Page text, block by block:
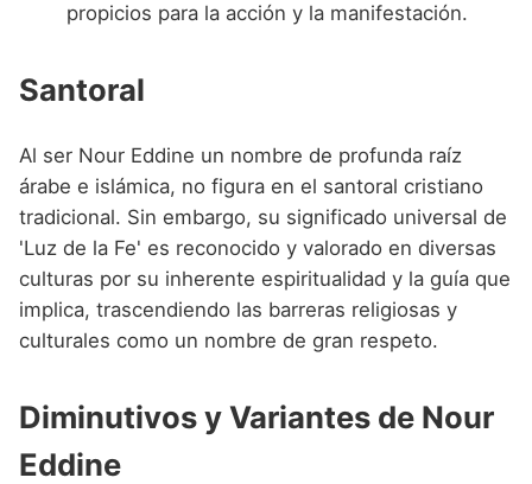
propicios para la acción y la manifestación.
Santoral
Al ser Nour Eddine un nombre de profunda raíz
árabe e islámica, no figura en el santoral cristiano
tradicional. Sin embargo, su significado universal de
'Luz de la Fe' es reconocido y valorado en diversas
culturas por su inherente espiritualidad y la guía que
implica, trascendiendo las barreras religiosas y
culturales como un nombre de gran respeto.
Diminutivos y Variantes de Nour
Eddine